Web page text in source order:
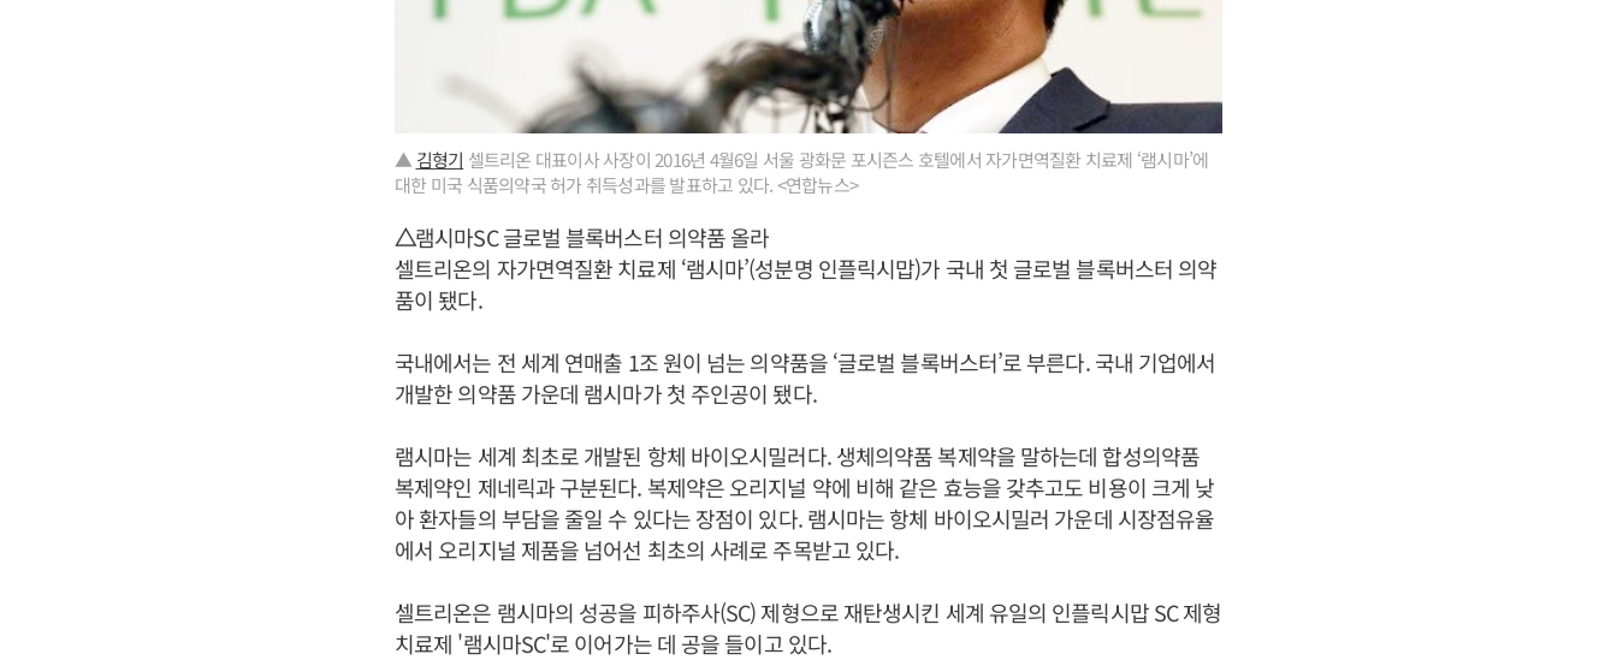
▲ 김형기 셀트리온 대표이사 사장이 2016년 4월6일 서울 광화문 포시즌스 호텔에서 자가면역질환 치료제 ‘램시마’에
대한 미국 식품의약국 허가 취득성과를 발표하고 있다. <연합뉴스>
△램시마SC 글로벌 블록버스터 의약품 올라
셀트리온의 자가면역질환 치료제 ‘램시마’(성분명 인플릭시맙)가 국내 첫 글로벌 블록버스터 의약
품이 됐다.
국내에서는 전 세계 연매출 1조 원이 넘는 의약품을 ‘글로벌 블록버스터’로 부른다. 국내 기업에서
개발한 의약품 가운데 램시마가 첫 주인공이 됐다.
램시마는 세계 최초로 개발된 항체 바이오시밀러다. 생체의약품 복제약을 말하는데 합성의약품
복제약인 제네릭과 구분된다. 복제약은 오리지널 약에 비해 같은 효능을 갖추고도 비용이 크게 낮
아 환자들의 부담을 줄일 수 있다는 장점이 있다. 램시마는 항체 바이오시밀러 가운데 시장점유율
에서 오리지널 제품을 넘어선 최초의 사례로 주목받고 있다.
셀트리온은 램시마의 성공을 피하주사(SC) 제형으로 재탄생시킨 세계 유일의 인플릭시맙 SC 제형
치료제 '램시마SC'로 이어가는 데 공을 들이고 있다.